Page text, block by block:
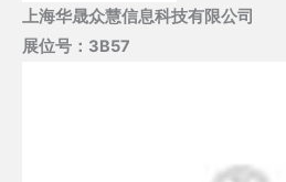
上海华晟众慧信息科技有限公司
展位号： 3B57